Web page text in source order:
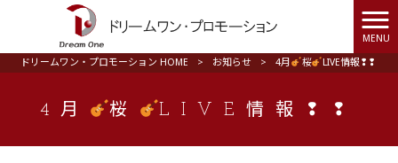
MENU
ドリームワン・プロモーション HOME > お知らせ > 4月 桜 LIVE情報❢❢
4月 桜 LIVE情報❢❢